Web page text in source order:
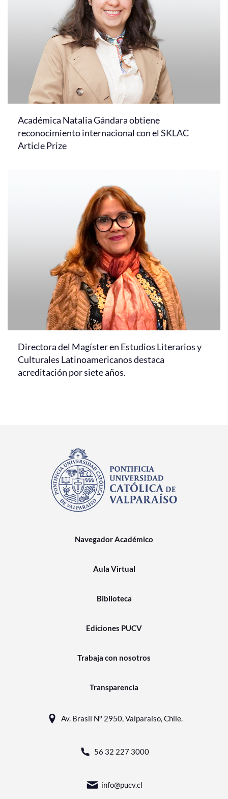
Académica Natalia Gándara obtiene
reconocimiento internacional con el SKLAC
Article Prize
Directora del Magíster en Estudios Literarios y
Culturales Latinoamericanos destaca
acreditación por siete años.
Navegador Académico
Aula Virtual
Biblioteca
Ediciones PUCV
Trabaja con nosotros
Transparencia
Av. Brasil N° 2950, Valparaíso, Chile.
56 32 227 3000
info@pucv.cl